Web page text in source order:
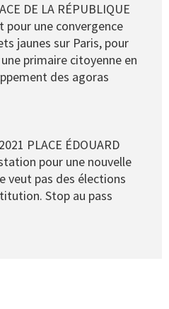
DE LA RÉPUBLIQUE
pour une convergence
jaunes sur Paris, pour
primaire citoyenne en
des agoras
PLACE ÉDOUARD
pour une nouvelle
veut pas des élections
Stop au pass